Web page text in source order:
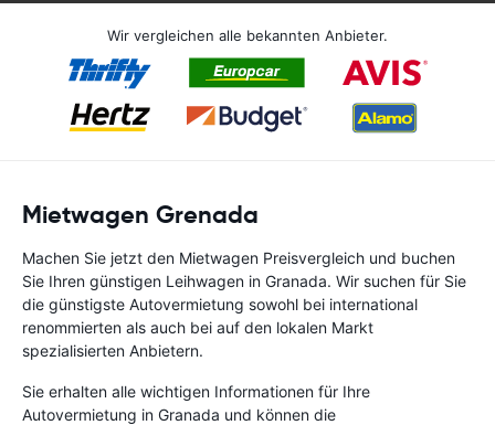
Wir vergleichen alle bekannten Anbieter.
Mietwagen Grenada
Machen Sie jetzt den Mietwagen Preisvergleich und buchen
Sie Ihren günstigen Leihwagen in Granada. Wir suchen für Sie
die günstigste Autovermietung sowohl bei international
renommierten als auch bei auf den lokalen Markt
spezialisierten Anbietern.
Sie erhalten alle wichtigen Informationen für Ihre
Autovermietung in Granada und können die